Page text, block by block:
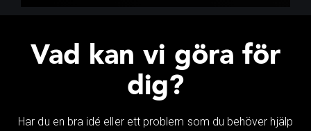
Vad kan vi göra för
dig?
Har du en bra idé eller ett problem som du behöver hjälp